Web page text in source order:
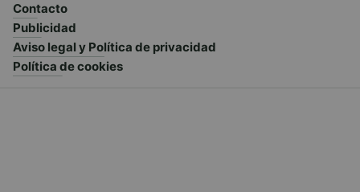
Contacto
Publicidad
Aviso legal y Política de privacidad
Política de cookies